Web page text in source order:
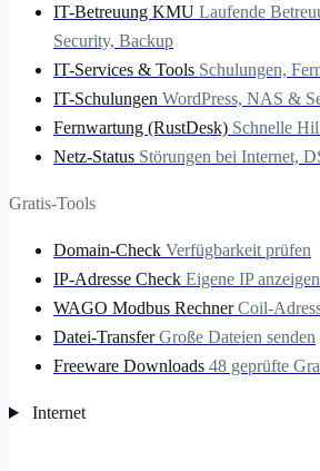
IT-Betreuung KMU Laufende
Security, Backup
IT-Services & Tools Schulungen,
IT-Schulungen WordPress, NAS &
Fernwartung (RustDesk) Schnelle
Netz-Status Störungen bei Internet,
Gratis-Tools
Domain-Check Verfügbarkeit prüfen
IP-Adresse Check Eigene IP anzeigen
WAGO Modbus Rechner Coil-
Datei-Transfer Große Dateien senden
Freeware Downloads 48 geprüfte
Internet